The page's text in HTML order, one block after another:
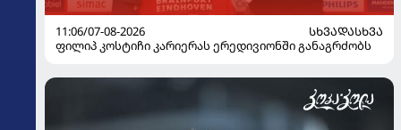
11:06/07-08-2026
ᲡᲮᲕᲐᲓᲐᲡᲮᲕᲐ
ფილიპ კოსტიჩი კარიერას ერედივიონში განაგრძობს